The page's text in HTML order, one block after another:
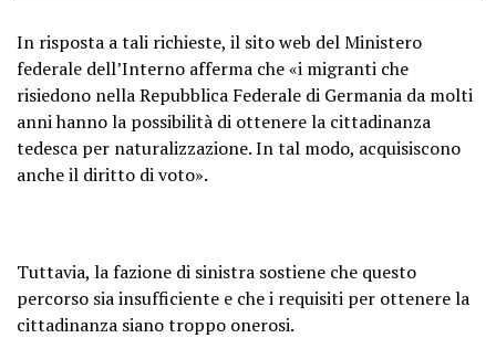
In risposta a tali richieste, il sito web del Ministero
federale dell’Interno afferma che «i migranti che
risiedono nella Repubblica Federale di Germania da molti
anni hanno la possibilità di ottenere la cittadinanza
tedesca per naturalizzazione. In tal modo, acquisiscono
anche il diritto di voto».
Tuttavia, la fazione di sinistra sostiene che questo
percorso sia insufficiente e che i requisiti per ottenere la
cittadinanza siano troppo onerosi.